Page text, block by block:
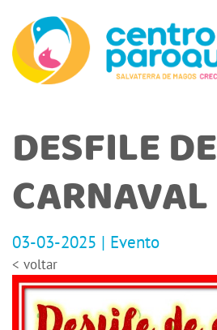
DESFILE DE
CARNAVAL
03-03-2025 | Evento
< voltar